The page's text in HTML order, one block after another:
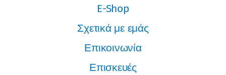
E-Shop
Σχετικά με εμάς
Επικοινωνία
Επισκευές